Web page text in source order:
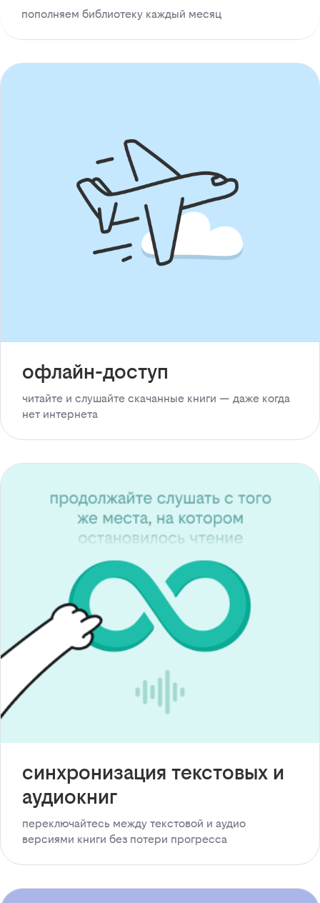
пополняем библиотеку каждый месяц
офлайн-доступ
читайте и слушайте скачанные книги — даже когда
нет интернета
синхронизация текстовых и
аудиокниг
переключайтесь между текстовой и аудио
версиями книги без потери прогресса